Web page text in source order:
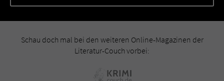
Schau doch mal bei den weiteren Online-Magazinen der
Literatur-Couch vorbei: